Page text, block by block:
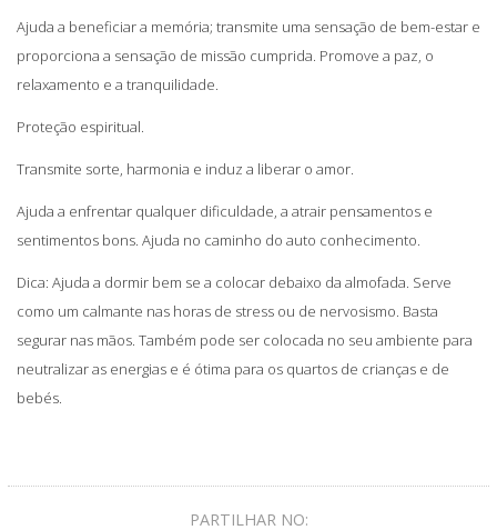
Ajuda a beneficiar a memória; transmite uma sensação de bem-estar e
proporciona a sensação de missão cumprida. Promove a paz, o
relaxamento e a tranquilidade.
Proteção espiritual.
Transmite sorte, harmonia e induz a liberar o amor.
Ajuda a enfrentar qualquer dificuldade, a atrair pensamentos e
sentimentos bons. Ajuda no caminho do auto conhecimento.
Dica: Ajuda a dormir bem se a colocar debaixo da almofada. Serve
como um calmante nas horas de stress ou de nervosismo. Basta
segurar nas mãos. Também pode ser colocada no seu ambiente para
neutralizar as energias e é ótima para os quartos de crianças e de
bebés.
PARTILHAR NO: